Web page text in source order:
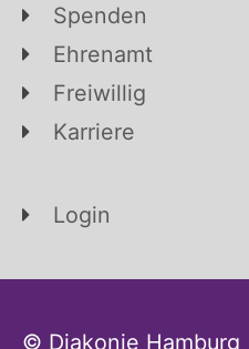
Spenden
Ehrenamt
Freiwillig
Karriere
Login
© Diakonie Hamburg